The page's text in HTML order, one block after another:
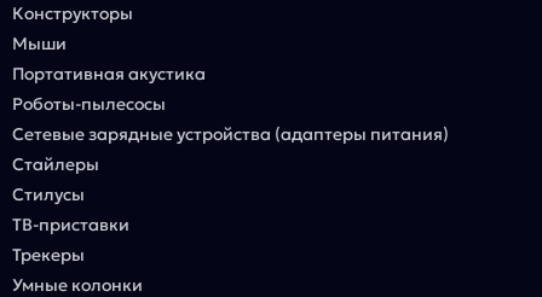
Конструкторы
Мыши
Портативная акустика
Роботы-пылесосы
Сетевые зарядные устройства (адаптеры питания)
Стайлеры
Стилусы
ТВ-приставки
Трекеры
Умные колонки